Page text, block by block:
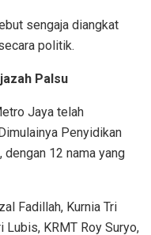
sengaja diangkat
politik.
Palsu
Jaya telah
Penyidikan
12 nama yang
Fadillah, Kurnia Tri
Lubis, KRMT Roy Suryo,